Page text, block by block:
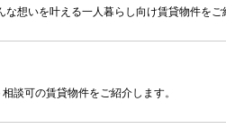
想いを叶える一人暮らし向け賃貸物件をご
談可の賃貸物件をご紹介します。